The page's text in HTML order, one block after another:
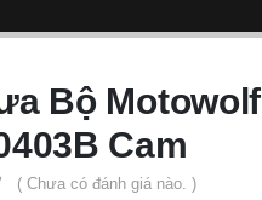
Bộ Motowolf
Cam
( Chưa có đánh giá nào. )